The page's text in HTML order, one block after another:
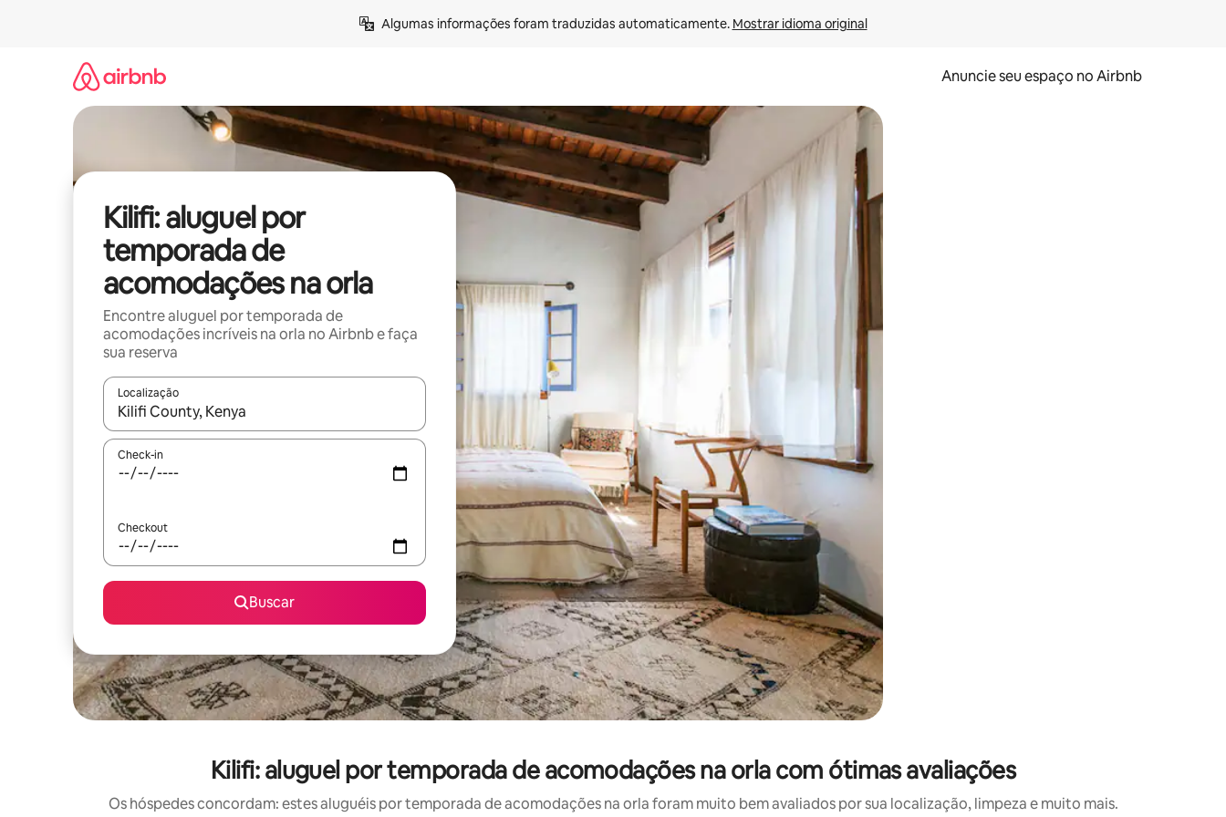
Algumas informações foram traduzidas automaticamente. Mostrar idioma original
Anuncie seu espaço no Airbnb
Kilifi: aluguel por
temporada de
acomodações na orla
Encontre aluguel por temporada de
acomodações incríveis na orla no Airbnb e faça
sua reserva
Localização
Quando os resultados estiverem disponíveis, explore-os usando as seta para cima e para baixo do teclado ou tocando e deslizando o dedo na tela.
Check-in
Checkout
Buscar
Kilifi: aluguel por temporada de acomodações na orla com ótimas avaliações
Os hóspedes concordam: estes aluguéis por temporada de acomodações na orla foram muito bem avaliados por sua localização, limpeza e muito mais.